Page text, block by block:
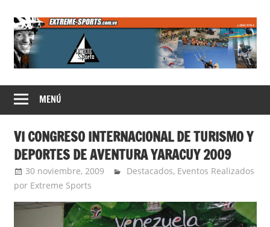
contenido
Extreme
Sports
MENÚ
VI CONGRESO INTERNACIONAL DE TURISMO Y
DEPORTES DE AVENTURA YARACUY 2009
30 noviembre, 2009 admin
Destacados, Eventos Realizados
por Extreme Sports